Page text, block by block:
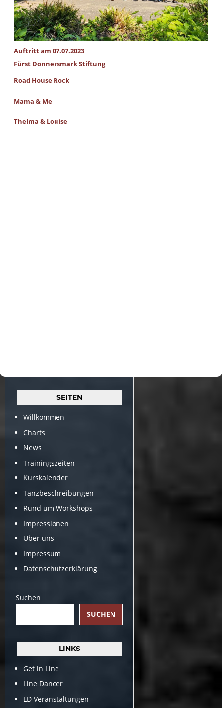
Auftritt am 07.07.2023
Fürst Donnersmark Stiftung
Road House Rock
Mama & Me
Thelma & Louise
SEITEN
Willkommen
Charts
News
Trainingszeiten
Kurskalender
Tanzbeschreibungen
Rund um Workshops
Impressionen
Über uns
Impressum
Datenschutzerklärung
Suchen
SUCHEN
LINKS
Get in Line
Line Dancer
LD Veranstaltungen